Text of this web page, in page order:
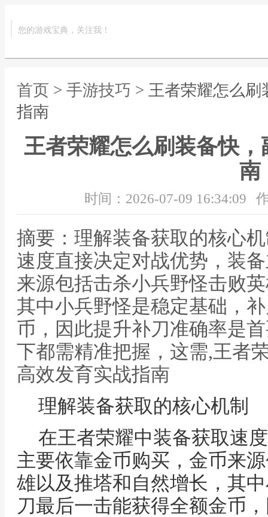
您的游戏宝典，关注我！
首页 > 手游技巧 > 王者荣耀怎么
指南
王者荣耀怎么刷装备快
南
时间：2026-07-09 16:34:09
摘要：理解装备获取的核心
速度直接决定对战优势，装
来源包括击杀小兵野怪击败
其中小兵野怪是稳定基础，
币，因此提升补刀准确率是
下都需精准把握，这需,王者
高效发育实战指南
理解装备获取的核心机制
在王者荣耀中装备获取速
主要依靠金币购买，金币来
雄以及推塔和自然增长，其
刀最后一击能获得全额金币